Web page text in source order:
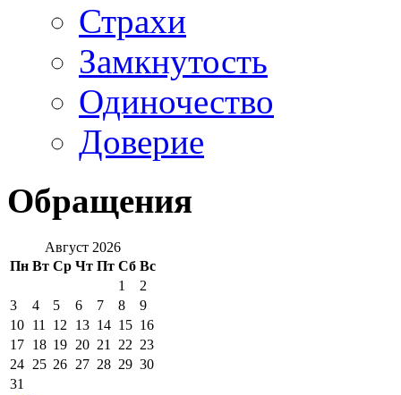
Страхи
Замкнутость
Одиночество
Доверие
Обращения
Август 2026
Пн Вт Ср Чт Пт Сб Вс
1
2
3
4 5 6 7 8
9
10 11 12 13 14 15 16
17 18 19 20 21 22 23
24 25 26 27 28 29 30
31